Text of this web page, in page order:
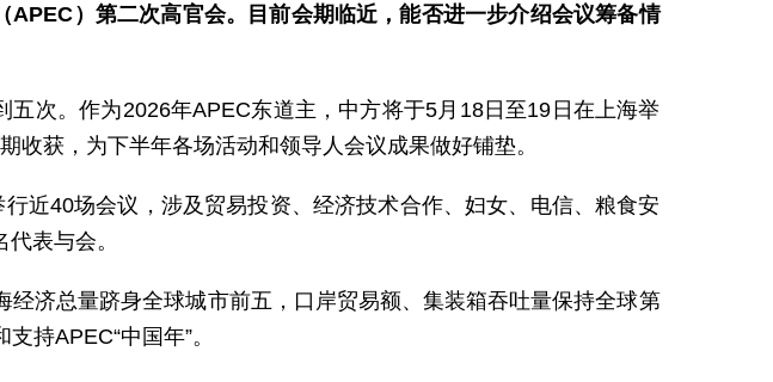
）第二次高官会。目前会期临近，能否进一步介绍会议筹备情
次。作为2026年APEC东道主，中方将于5月18日至19日在上海举
获，为下半年各场活动和领导人会议成果做好铺垫。
近40场会议，涉及贸易投资、经济技术合作、妇女、电信、粮食安
表与会。
济总量跻身全球城市前五，口岸贸易额、集装箱吞吐量保持全球第
持APEC“中国年”。